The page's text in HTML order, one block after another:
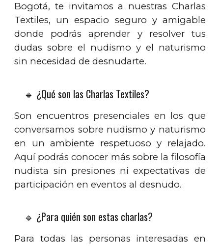
Bogotá, te invitamos a nuestras Charlas
Textiles, un espacio seguro y amigable
donde podrás aprender y resolver tus
dudas sobre el nudismo y el naturismo
sin necesidad de desnudarte.
🔹 ¿Qué son las Charlas Textiles?
Son encuentros presenciales en los que
conversamos sobre nudismo y naturismo
en un ambiente respetuoso y relajado.
Aquí podrás conocer más sobre la filosofía
nudista sin presiones ni expectativas de
participación en eventos al desnudo.
🔹 ¿Para quién son estas charlas?
Para todas las personas interesadas en